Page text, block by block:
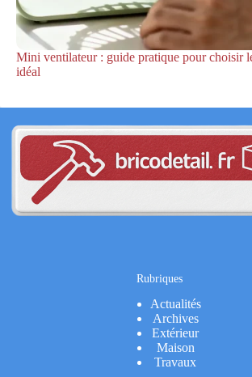
Mini ventilateur : guide pratique pour choisir
idéal
Rubriques
Actualités
Archives
Extérieur
Maison
Travaux